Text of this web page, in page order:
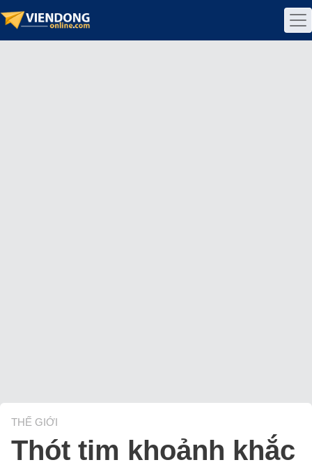
THẾ GIỚI
Thót tim khoảnh khắc